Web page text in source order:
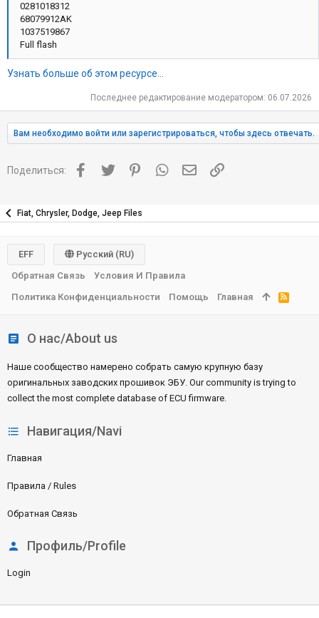
0281018312
68079912AK
1037519867
Full flash
Узнать больше об этом ресурсе...
Последнее редактирование модератором: 06.07.2026
Вам необходимо войти или зарегистрироваться, чтобы здесь отвечать.
Поделиться: Facebook
Twitter PinterestWhatsAppЭлектронная почта
Ссылка
Fiat, Chrysler, Dodge, Jeep Files
О нас/About us
Наше сообщество намерено собрать самую крупную базу
оригинальных заводских прошивок ЭБУ. Our community is trying to
collect the most complete database of ECU firmware.
Навигация/Navi
Главная
Правила / Rules
Обратная Связь
Профиль/Profile
Login
EFF
Русский (RU)
Обратная Связь
Условия И Правила
Политика Конфиденциальности
Помощь Главная
R
S